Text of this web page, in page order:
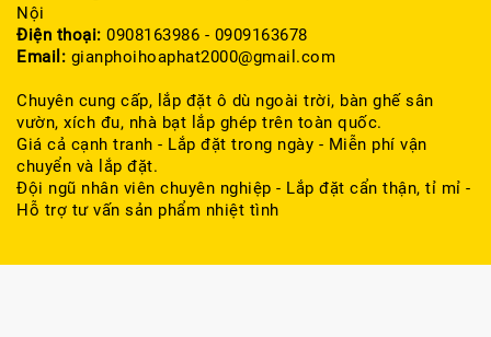
Nội
Điện thoại: 0908163986 - 0909163678
Email: gianphoihoaphat2000@gmail.com
Chuyên cung cấp, lắp đặt ô dù ngoài trời, bàn ghế sân
vườn, xích đu, nhà bạt lắp ghép trên toàn quốc.
Giá cả cạnh tranh - Lắp đặt trong ngày - Miễn phí vận
chuyển và lắp đặt.
Đội ngũ nhân viên chuyên nghiệp - Lắp đặt cẩn thận, tỉ mỉ -
Hỗ trợ tư vấn sản phẩm nhiệt tình